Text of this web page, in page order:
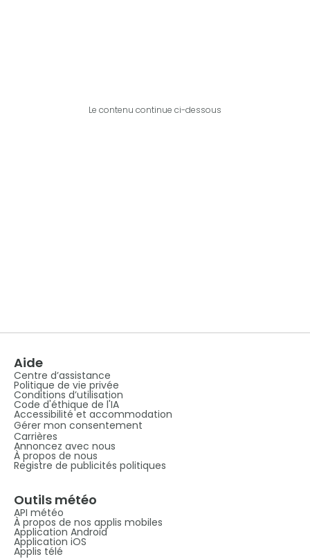
Le contenu continue ci-dessous
Aide
Centre d’assistance
Politique de vie privée
Conditions d’utilisation
Code d'éthique de l'IA
Accessibilité et accommodation
Gérer mon consentement
Carrières
Annoncez avec nous
À propos de nous
Registre de publicités politiques
Outils météo
API météo
À propos de nos applis mobiles
Application Android
Application iOS
Applis télé